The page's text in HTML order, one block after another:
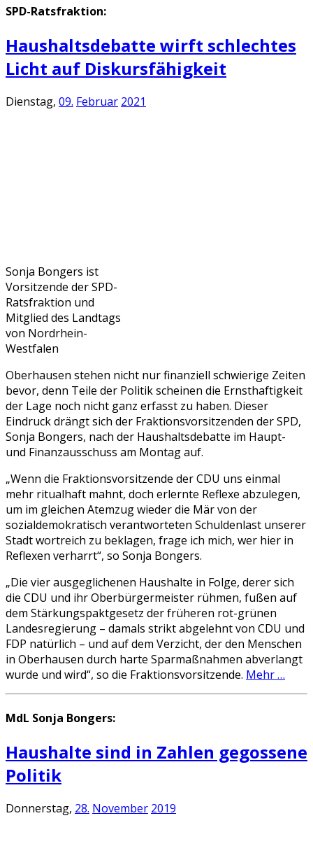
SPD-Ratsfraktion:
Haushaltsdebatte wirft schlechtes
Licht auf Diskursfähigkeit
Dienstag, 09. Februar 2021
Sonja Bongers ist
Vorsitzende der SPD-
Ratsfraktion und
Mitglied des Landtags
von Nordrhein-
Westfalen
Oberhausen stehen nicht nur finanziell schwierige Zeiten
bevor, denn Teile der Politik scheinen die Ernsthaftigkeit
der Lage noch nicht ganz erfasst zu haben. Dieser
Eindruck drängt sich der Fraktionsvorsitzenden der SPD,
Sonja Bongers, nach der Haushaltsdebatte im Haupt-
und Finanzausschuss am Montag auf.
„Wenn die Fraktionsvorsitzende der CDU uns einmal
mehr ritualhaft mahnt, doch erlernte Reflexe abzulegen,
um im gleichen Atemzug wieder die Mär von der
sozialdemokratisch verantworteten Schuldenlast unserer
Stadt wortreich zu beklagen, frage ich mich, wer hier in
Reflexen verharrt“, so Sonja Bongers.
„Die vier ausgeglichenen Haushalte in Folge, derer sich
die CDU und ihr Oberbürgermeister rühmen, fußen auf
dem Stärkungspaktgesetz der früheren rot-grünen
Landesregierung – damals strikt abgelehnt von CDU und
FDP natürlich – und auf dem Verzicht, der den Menschen
in Oberhausen durch harte Sparmaßnahmen abverlangt
wurde und wird“, so die Fraktionsvorsitzende. Mehr …
MdL Sonja Bongers:
Haushalte sind in Zahlen gegossene
Politik
Donnerstag, 28. November 2019